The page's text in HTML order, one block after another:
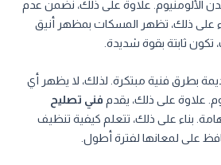
علاوة على ذلك، نضمن عدم
على ذلك، تظهر المسكات بمظهر أنيق
ثابتة بقوة شديدة.
بطرق فنية مبتكرة. لذلك، لا يظهر أي
علاوة على ذلك، يقدم فني تصليح
بناء على ذلك، تتعلم كيفية تنظيف
على لمعانها لفترة أطول.